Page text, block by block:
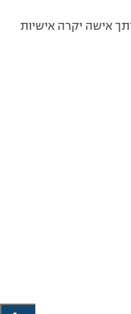
אישה יקרה אישיות